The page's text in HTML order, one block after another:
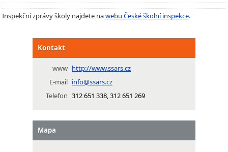
Inspekční zprávy školy najdete nawebu České školní inspekce.
Kontakt
www http://www.ssars.cz
E-mail info@ssars.cz
Telefon 312 651 338, 312 651 269
Mapa